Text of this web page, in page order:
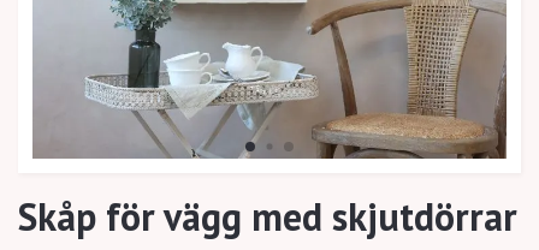
Skåp för vägg med skjutdörrar